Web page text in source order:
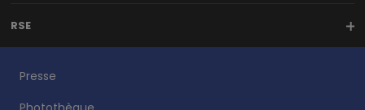
RSE
Presse